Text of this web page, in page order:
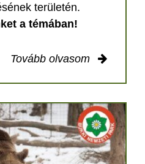
területén.
a témában!
Tovább olvasom